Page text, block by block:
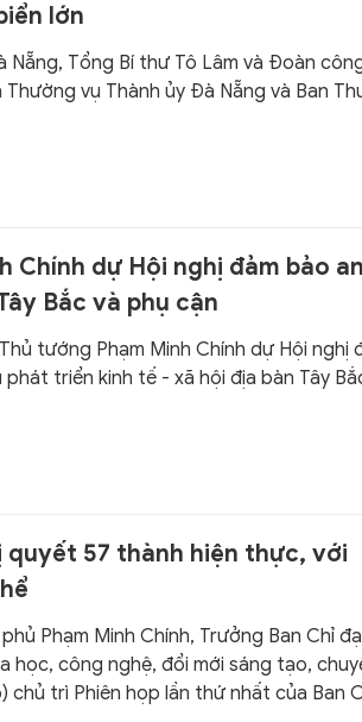
lớn
Nẵng, Tổng Bí thư Tô Lâm và Đoàn
Thường vụ Thành ủy Đà Nẵng và Ban
Chính dự Hội nghị đảm bảo an
Bắc và phụ cận
tướng Phạm Minh Chính dự Hội nghị
triển kinh tế - xã hội địa bàn Tây
quyết 57 thành hiện thực, với
Phạm Minh Chính, Trưởng Ban Chỉ
học, công nghệ, đổi mới sáng tạo,
chủ trì Phiên họp lần thứ nhất của Ban